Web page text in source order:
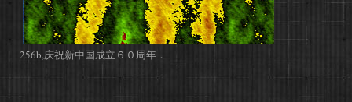
256b,庆祝新中国成立６０周年．